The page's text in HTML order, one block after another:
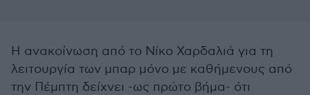
Η ανακοίνωση από το Νίκο Χαρδαλιά για τη
λειτουργία των μπαρ μόνο με καθήμενους από
την Πέμπτη δείχνει -ως πρώτο βήμα- ότι